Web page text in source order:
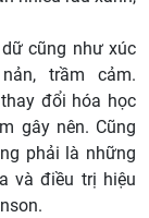
cũng như xúc
trầm cảm.
đổi hóa học
gây nên. Cũng
phải là những
và điều trị hiệu